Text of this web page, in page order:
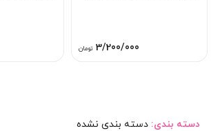
3/200/000 تومان
دسته بندی: دسته بندی نشده